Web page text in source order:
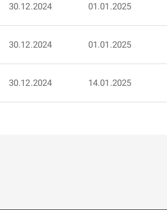
30.12.2024 01.01.2025
30.12.2024 01.01.2025
30.12.2024 14.01.2025